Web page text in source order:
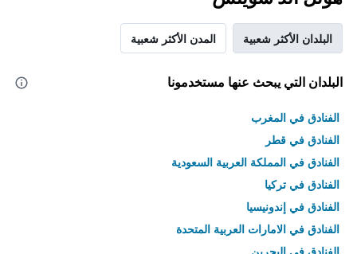
البلدان الأكثر شعبية المدن الأكثر شعبية
البلدان التي يبحث عنها مستخدمونا
الفنادق في المغرب
الفنادق في قطر
الفنادق في المملكة العربية السعودية
الفنادق في تركيا
الفنادق في إندونيسيا
الفنادق في الامارات العربية المتحدة
الفنادق في البحرين